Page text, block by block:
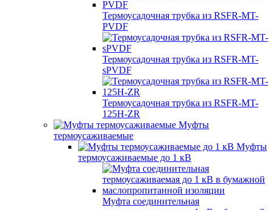
Термоусадочная трубка из RSFR-MT-
PVDF
Термоусадочная трубка из RSFR-MT-
sPVDF
Термоусадочная трубка из RSFR-MT-
125H-ZR
Муфты
термоусаживаемые
Муфты
термоусаживаемые до 1 кВ
Муфта соединительная